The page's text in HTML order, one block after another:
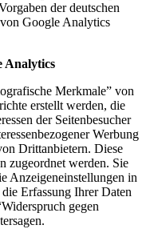
der deutschen
Google Analytics
Analytics
Merkmale” von
erstellt werden, die
der Seitenbesucher
Werbung
Drittanbietern. Diese
zugeordnet werden. Sie
Anzeigeneinstellungen in
Erfassung Ihrer Daten
gegen